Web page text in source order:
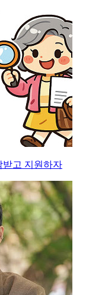
받고 지원하자